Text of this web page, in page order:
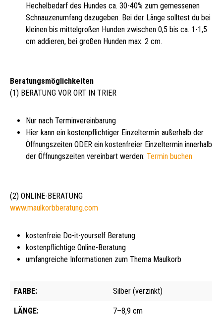
Hechelbedarf des Hundes ca. 30-40% zum gemessenen
Schnauzenumfang dazugeben. Bei der Länge solltest du bei
kleinen bis mittelgroßen Hunden zwischen 0,5 bis ca. 1-1,5
cm addieren, bei großen Hunden max. 2 cm.
Beratungsmöglichkeiten
(1) BERATUNG VOR ORT IN TRIER
Nur nach Terminvereinbarung
Hier kann ein kostenpflichtiger Einzeltermin außerhalb der
Öffnungszeiten ODER ein kostenfreier Einzeltermin innerhalb
der Öffnungszeiten vereinbart werden: Termin buchen
(2) ONLINE-BERATUNG
www.maulkorbberatung.com
kostenfreie Do-it-yourself Beratung
kostenpflichtige Online-Beratung
umfangreiche Informationen zum Thema Maulkorb
FARBE: Silber (verzinkt)
LÄNGE: 7–8,9 cm